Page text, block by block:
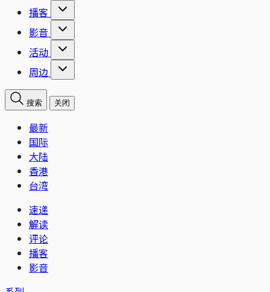
播客
影音
活动
周边
搜索 关闭
最新
国际
大陆
香港
台湾
速递
解读
评论
播客
影音